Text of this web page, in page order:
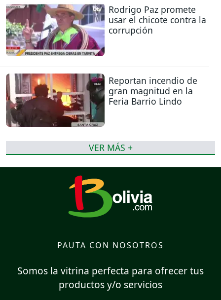
Rodrigo Paz promete
usar el chicote contra la
corrupción
Reportan incendio de
gran magnitud en la
Feria Barrio Lindo
VER MÁS +
PAUTA CON NOSOTROS
Somos la vitrina perfecta para ofrecer tus
productos y/o servicios